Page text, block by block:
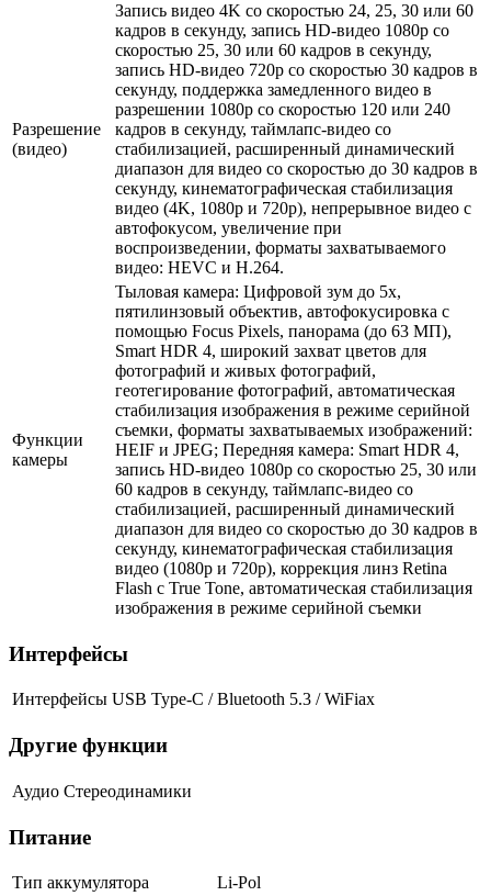
Разрешение
(видео)
Запись видео 4K со скоростью 24, 25, 30 или 60
кадров в секунду, запись HD-видео 1080p со
скоростью 25, 30 или 60 кадров в секунду,
запись HD-видео 720p со скоростью 30 кадров в
секунду, поддержка замедленного видео в
разрешении 1080p со скоростью 120 или 240
кадров в секунду, таймлапс-видео со
стабилизацией, расширенный динамический
диапазон для видео со скоростью до 30 кадров в
секунду, кинематографическая стабилизация
видео (4K, 1080p и 720p), непрерывное видео с
автофокусом, увеличение при
воспроизведении, форматы захватываемого
видео: HEVC и H.264.
Функции
камеры
Тыловая камера: Цифровой зум до 5x,
пятилинзовый объектив, автофокусировка с
помощью Focus Pixels, панорама (до 63 МП),
Smart HDR 4, широкий захват цветов для
фотографий и живых фотографий,
геотегирование фотографий, автоматическая
стабилизация изображения в режиме серийной
съемки, форматы захватываемых изображений:
HEIF и JPEG; Передняя камера: Smart HDR 4,
запись HD-видео 1080p со скоростью 25, 30 или
60 кадров в секунду, таймлапс-видео со
стабилизацией, расширенный динамический
диапазон для видео со скоростью до 30 кадров в
секунду, кинематографическая стабилизация
видео (1080p и 720p), коррекция линз Retina
Flash с True Tone, автоматическая стабилизация
изображения в режиме серийной съемки
Интерфейсы
Интерфейсы USB Type-C / Bluetooth 5.3 / WiFiax
Другие функции
Аудио Стереодинамики
Питание
Тип аккумулятора
Li-Pol